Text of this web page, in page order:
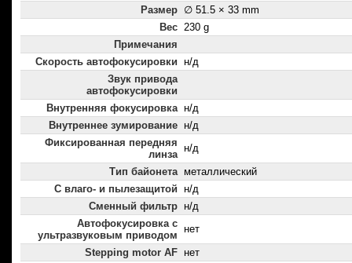
Размер ∅ 51.5 × 33 mm
Вес 230 g
Примечания
Скорость автофокусировки н/д
Звук привода
автофокусировки
Внутренняя фокусировка н/д
Внутреннее зумирование н/д
Фиксированная передняя
линза
н/д
Тип байонета металлический
С влаго- и пылезащитой н/д
Сменный фильтр н/д
Автофокусировка с
ультразвуковым приводом
нет
Stepping motor AF нет